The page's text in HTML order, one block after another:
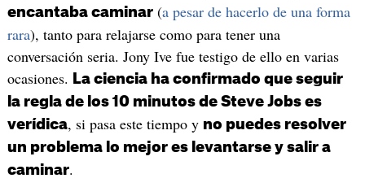
encantaba caminar(a pesar de hacerlo de una forma
rara), tanto para relajarse como para tener una
conversación seria. Jony Ive fue testigo de ello en varias
ocasiones.
La ciencia ha confirmado que seguir
la regla de los 10 minutos de Steve Jobs es
verídica, si pasa este tiempo y no puedes resolver
un problema lo mejor es levantarse y salir a
caminar.